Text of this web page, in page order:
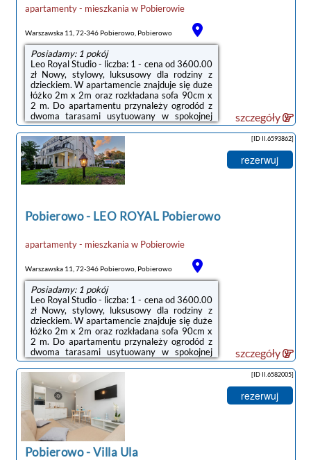
apartamenty - mieszkania w Pobierowie
Warszawska 11, 72-346 Pobierowo, Pobierowo
Posiadamy: 1 pokój
Leo Royal Studio - liczba: 1 - cena od 3600.00
zł Nowy, stylowy, luksusowy dla rodziny z
dzieckiem. W apartamencie znajduje się duże
łóżko 2m x 2m oraz rozkładana sofa 90cm x
2 m. Do apartamentu przynależy ogrodód z
dwoma tarasami usytuowany w spokojnej
części Pobierowa nad polskim morzem.
Obszerna luksusowa łazienka, aneks
kuchenny z pełnym wyposażeniem, to
wszytko znajdziesz właśnie tutaj. Ponadto
gwarantujemy bezpłatnie bezpieczne miejsce
parkingowe na zamykanym bramą parkingu.
...
szczegóły
Pobierowo- LEO ROYAL Pobierowo
apartamenty - mieszkania w Pobierowie
Warszawska 11, 72-346 Pobierowo, Pobierowo
Posiadamy: 1 pokój
Leo Royal Studio - liczba: 1 - cena od 3600.00
zł Nowy, stylowy, luksusowy dla rodziny z
dzieckiem. W apartamencie znajduje się duże
łóżko 2m x 2m oraz rozkładana sofa 90cm x
2 m. Do apartamentu przynależy ogrodód z
dwoma tarasami usytuowany w spokojnej
części Pobierowa nad polskim morzem.
Obszerna luksusowa łazienka, aneks
kuchenny z pełnym wyposażeniem, to
wszytko znajdziesz właśnie tutaj. Ponadto
gwarantujemy bezpłatnie bezpieczne miejsce
parkingowe na zamykanym bramą parkingu.
Z naszego apartamentu dzieli Ciebie tylko klik
minut spaceru od pięknej piaszczystej plaży, z
...
[ID II.6593862]
rezerwuj
szczegóły
Pobierowo-Villa Ula
[ID II.6582005]
rezerwuj